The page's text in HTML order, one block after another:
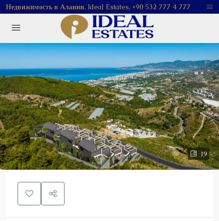
Недвижимость в Алании. Ideal Estates, +90 532 777 4 777
19